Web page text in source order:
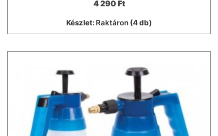
4 290 Ft
Készlet: Raktáron (4 db)